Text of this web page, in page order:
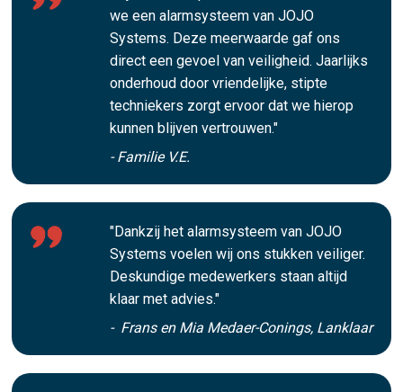
we een alarmsysteem van JOJO
Systems. Deze meerwaarde gaf ons
direct een gevoel van veiligheid. Jaarlijks
onderhoud door vriendelijke, stipte
techniekers zorgt ervoor dat we hierop
kunnen blijven vertrouwen."
- Familie V.E.
"Dankzij het alarmsysteem van JOJO
Systems voelen wij ons stukken veiliger.
Deskundige medewerkers staan altijd
klaar met advies."
- Frans en Mia Medaer-Conings, Lanklaar